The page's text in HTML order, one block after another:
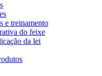
e treinamento
do feixe
da lei